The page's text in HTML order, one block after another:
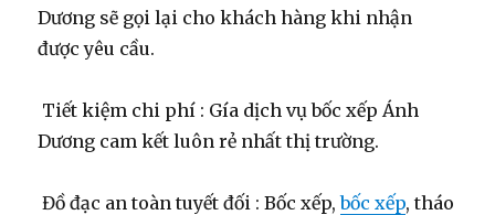
Dương sẽ gọi lại cho khách hàng khi nhận
được yêu cầu.
Tiết kiệm chi phí : Gía dịch vụ bốc xếp Ánh
Dương cam kết luôn rẻ nhất thị trường.
Đồ đạc an toàn tuyết đối : Bốc xếp,bốc xếp, tháo